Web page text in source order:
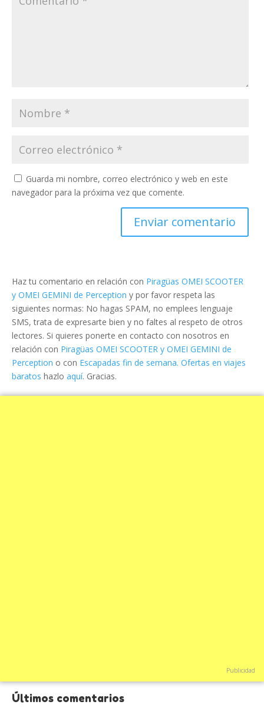
Guarda mi nombre, correo electrónico y web en este
navegador para la próxima vez que comente.
Haz tu comentario en relación con Piragüas OMEI SCOOTER
y OMEI GEMINI de Perception y por favor respeta las
siguientes normas: No hagas SPAM, no emplees lenguaje
SMS, trata de expresarte bien y no faltes al respeto de otros
lectores. Si quieres ponerte en contacto con nosotros en
relación con Piragüas OMEI SCOOTER y OMEI GEMINI de
Perception o con Escapadas fin de semana. Ofertas en viajes
baratos hazlo aquí. Gracias.
Publicidad
Últimos comentarios